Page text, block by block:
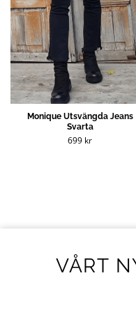
Monique Utsvängda Jeans
Svarta
699 kr
VÅRT